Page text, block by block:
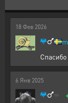
18 Фев 2026
6 Янв 2025